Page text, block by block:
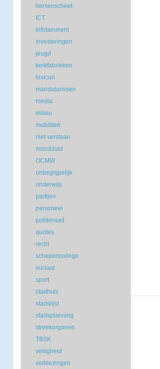
hersenscheet
ICT
infotainment
investeringen
jeugd
kerkfabrieken
lexicon
mandatarissen
media
milieu
mobiliteit
niet verstaan
noordzuid
OCMW
onbegrijpelijk
onderwijs
partijen
personeel
politieraad
quotes
recht
schepencollege
sociaal
sport
stadhuis
stadslijst
stadsplanning
streekorganen
TBSK
veiligheid
verkiezingen